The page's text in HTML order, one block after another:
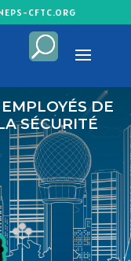
CFTC.ORG
DE
SÉCURITÉ